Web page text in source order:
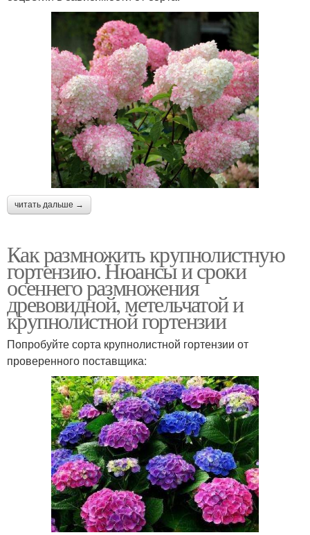
читать дальше →
Как размножить крупнолистную
гортензию. Нюансы и сроки
осеннего размножения
древовидной, метельчатой и
крупнолистной гортензии
Попробуйте сорта крупнолистной гортензии от
проверенного поставщика: